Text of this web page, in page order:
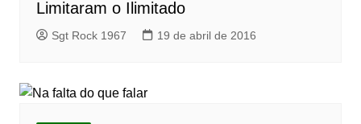
Limitaram o Ilimitado
Sgt Rock 1967 19 de abril de 2016